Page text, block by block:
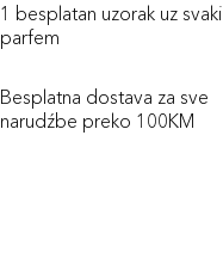
1 besplatan uzorak uz svaki
parfem
Besplatna dostava za sve
narudźbe preko 100KM